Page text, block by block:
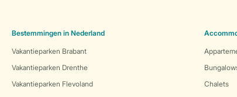
Bestemmingen in Nederland
Vakantieparken Brabant
Vakantieparken Drenthe
Vakantieparken Flevoland
Chalets